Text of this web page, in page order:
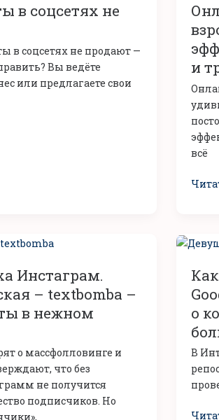
в соцсетях не
в соцсетях не продают —
Вы ведёте
или предлагаете свои
и
всё
для
Как
на
и
Инстаграм.
– textbomba –
в нежном
о массфолловинге и
что без
не получится
подписчиков. Но
о
В
Как
в
5
о